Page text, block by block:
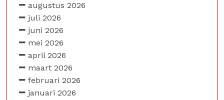
augustus 2026
juli 2026
juni 2026
mei 2026
april 2026
maart 2026
februari 2026
januari 2026